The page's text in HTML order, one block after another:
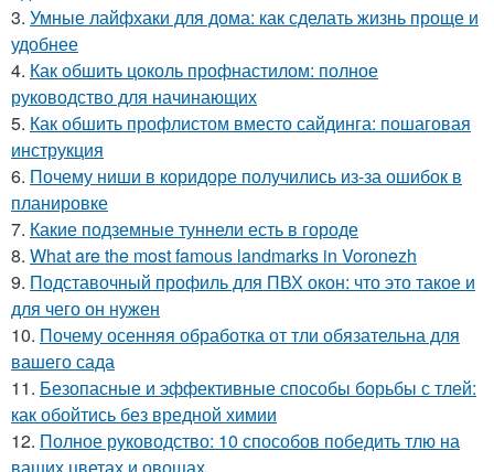
3. Умные лайфхаки для дома: как сделать жизнь проще и
удобнее
4. Как обшить цоколь профнастилом: полное
руководство для начинающих
5. Как обшить профлистом вместо сайдинга: пошаговая
инструкция
6. Почему ниши в коридоре получились из-за ошибок в
планировке
7. Какие подземные туннели есть в городе
8. What are the most famous landmarks in Voronezh
9. Подставочный профиль для ПВХ окон: что это такое и
для чего он нужен
10. Почему осенняя обработка от тли обязательна для
вашего сада
11. Безопасные и эффективные способы борьбы с тлей:
как обойтись без вредной химии
12. Полное руководство: 10 способов победить тлю на